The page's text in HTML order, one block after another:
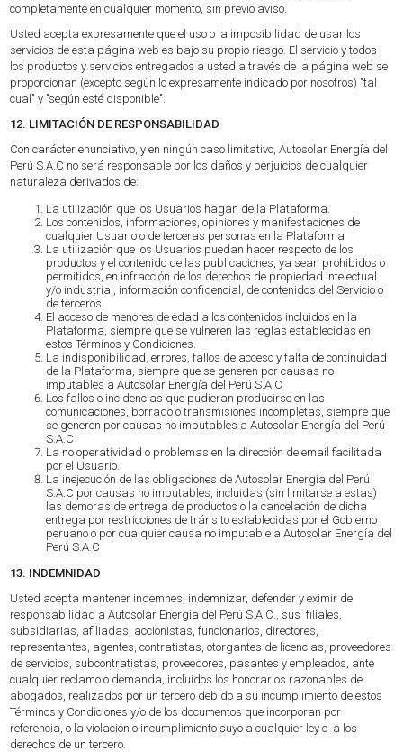
completamente en cualquier momento, sin previo aviso.
Usted acepta expresamente que el uso o la imposibilidad de usar los
servicios de esta página web es bajo su propio riesgo. El servicio y todos
los productos y servicios entregados a usted a través de la página web se
proporcionan (excepto según lo expresamente indicado por nosotros) "tal
cual" y "según esté disponible".
12. LIMITACIÓN DE RESPONSABILIDAD
Con carácter enunciativo, y en ningún caso limitativo, Autosolar Energía del
Perú S.A.C no será responsable por los daños y perjuicios de cualquier
naturaleza derivados de:
La utilización que los Usuarios hagan de la Plataforma.
Los contenidos, informaciones, opiniones y manifestaciones de
cualquier Usuario o de terceras personas en la Plataforma
La utilización que los Usuarios puedan hacer respecto de los
productos y el contenido de las publicaciones, ya sean prohibidos o
permitidos, en infracción de los derechos de propiedad intelectual
y/o industrial, información confidencial, de contenidos del Servicio o
de terceros.
El acceso de menores de edad a los contenidos incluidos en la
Plataforma, siempre que se vulneren las reglas establecidas en
estos Términos y Condiciones.
La indisponibilidad, errores, fallos de acceso y falta de continuidad
de la Plataforma, siempre que se generen por causas no
imputables a Autosolar Energía del Perú S.A.C
Los fallos o incidencias que pudieran producirse en las
comunicaciones, borrado o transmisiones incompletas, siempre que
se generen por causas no imputables a Autosolar Energía del Perú
S.A.C
La no operatividad o problemas en la dirección de email facilitada
por el Usuario.
La inejecución de las obligaciones de Autosolar Energía del Perú
S.A.C por causas no imputables, incluidas (sin limitarse a estas)
las demoras de entrega de productos o la cancelación de dicha
entrega por restricciones de tránsito establecidas por el Gobierno
peruano o por cualquier causa no imputable a Autosolar Energía del
Perú S.A.C
13. INDEMNIDAD
Usted acepta mantener indemnes, indemnizar, defender y eximir de
responsabilidad a Autosolar Energía del Perú S.A.C., sus filiales,
subsidiarias, afiliadas, accionistas, funcionarios, directores,
representantes, agentes, contratistas, otorgantes de licencias, proveedores
de servicios, subcontratistas, proveedores, pasantes y empleados, ante
cualquier reclamo o demanda, incluidos los honorarios razonables de
abogados, realizados por un tercero debido a su incumplimiento de estos
Términos y Condiciones y/o de los documentos que incorporan por
referencia, o la violación o incumplimiento suyo a cualquier ley o a los
derechos de un tercero.